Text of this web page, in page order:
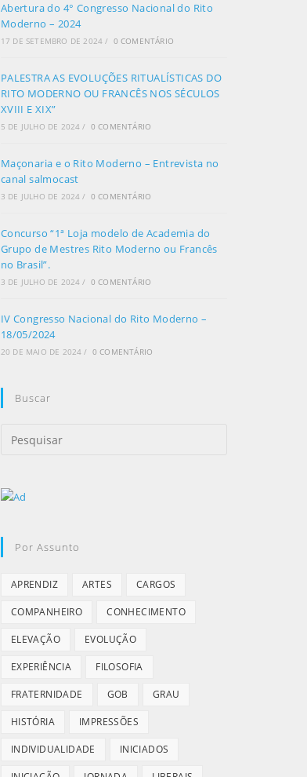
Abertura do 4° Congresso Nacional do Rito
Moderno – 2024
17 DE SETEMBRO DE 2024 / 0 COMENTÁRIO
PALESTRA AS EVOLUÇÕES RITUALÍSTICAS DO
RITO MODERNO OU FRANCÊS NOS SÉCULOS
XVIII E XIX”
5 DE JULHO DE 2024 / 0 COMENTÁRIO
Maçonaria e o Rito Moderno – Entrevista no
canal salmocast
3 DE JULHO DE 2024 / 0 COMENTÁRIO
Concurso “1ª Loja modelo de Academia do
Grupo de Mestres Rito Moderno ou Francês
no Brasil”.
3 DE JULHO DE 2024 / 0 COMENTÁRIO
IV Congresso Nacional do Rito Moderno –
18/05/2024
20 DE MAIO DE 2024 / 0 COMENTÁRIO
Buscar
Por Assunto
APRENDIZ ARTES CARGOS
COMPANHEIRO CONHECIMENTO
ELEVAÇÃO EVOLUÇÃO
EXPERIÊNCIA FILOSOFIA
FRATERNIDADE GOB GRAU
HISTÓRIA IMPRESSÕES
INDIVIDUALIDADE INICIADOS